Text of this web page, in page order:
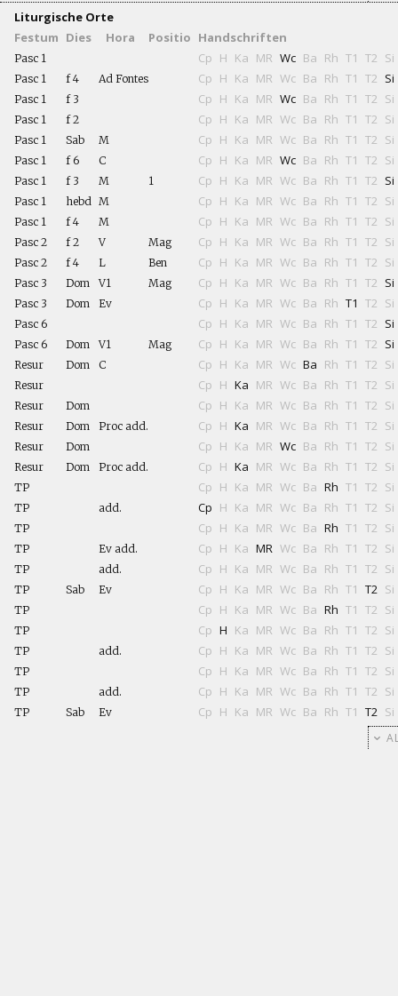
Liturgische Orte
Festum Dies Hora Positio Handschriften
Pasc 1 Cp H Ka MR Wc Ba Rh T1 T2 Si
Pasc 1 f 4 Ad Fontes Cp H Ka MR Wc Ba Rh T1 T2 Si
Pasc 1 f 3 Cp H Ka MR Wc Ba Rh T1 T2 Si
Pasc 1 f 2 Cp H Ka MR Wc Ba Rh T1 T2 Si
Pasc 1 Sab M Cp H Ka MR Wc Ba Rh T1 T2 Si
Pasc 1 f 6 C Cp H Ka MR Wc Ba Rh T1 T2 Si
Pasc 1 f 3 M 1 Cp H Ka MR Wc Ba Rh T1 T2 Si
Pasc 1 hebd M Cp H Ka MR Wc Ba Rh T1 T2 Si
Pasc 1 f 4 M Cp H Ka MR Wc Ba Rh T1 T2 Si
Pasc 2 f 2 V Mag Cp H Ka MR Wc Ba Rh T1 T2 Si
Pasc 2 f 4 L Ben Cp H Ka MR Wc Ba Rh T1 T2 Si
Pasc 3 Dom V1 Mag Cp H Ka MR Wc Ba Rh T1 T2 Si
Pasc 3 Dom Ev Cp H Ka MR Wc Ba Rh T1 T2 Si
Pasc 6 Cp H Ka MR Wc Ba Rh T1 T2 Si
Pasc 6 Dom V1 Mag Cp H Ka MR Wc Ba Rh T1 T2 Si
Resur Dom C Cp H Ka MR Wc Ba Rh T1 T2 Si
Resur Cp H Ka MR Wc Ba Rh T1 T2 Si
Resur Dom Cp H Ka MR Wc Ba Rh T1 T2 Si
Resur Dom Proc add. Cp H Ka MR Wc Ba Rh T1 T2 Si
Resur Dom Cp H Ka MR Wc Ba Rh T1 T2 Si
Resur Dom Proc add. Cp H Ka MR Wc Ba Rh T1 T2 Si
TP Cp H Ka MR Wc Ba Rh T1 T2 Si
TP add. Cp H Ka MR Wc Ba Rh T1 T2 Si
TP Cp H Ka MR Wc Ba Rh T1 T2 Si
TP Ev add. Cp H Ka MR Wc Ba Rh T1 T2 Si
TP add. Cp H Ka MR Wc Ba Rh T1 T2 Si
TP Sab Ev Cp H Ka MR Wc Ba Rh T1 T2 Si
TP Cp H Ka MR Wc Ba Rh T1 T2 Si
TP Cp H Ka MR Wc Ba Rh T1 T2 Si
TP add. Cp H Ka MR Wc Ba Rh T1 T2 Si
TP Cp H Ka MR Wc Ba Rh T1 T2 Si
TP add. Cp H Ka MR Wc Ba Rh T1 T2 Si
TP Sab Ev Cp H Ka MR Wc Ba Rh T1 T2 Si